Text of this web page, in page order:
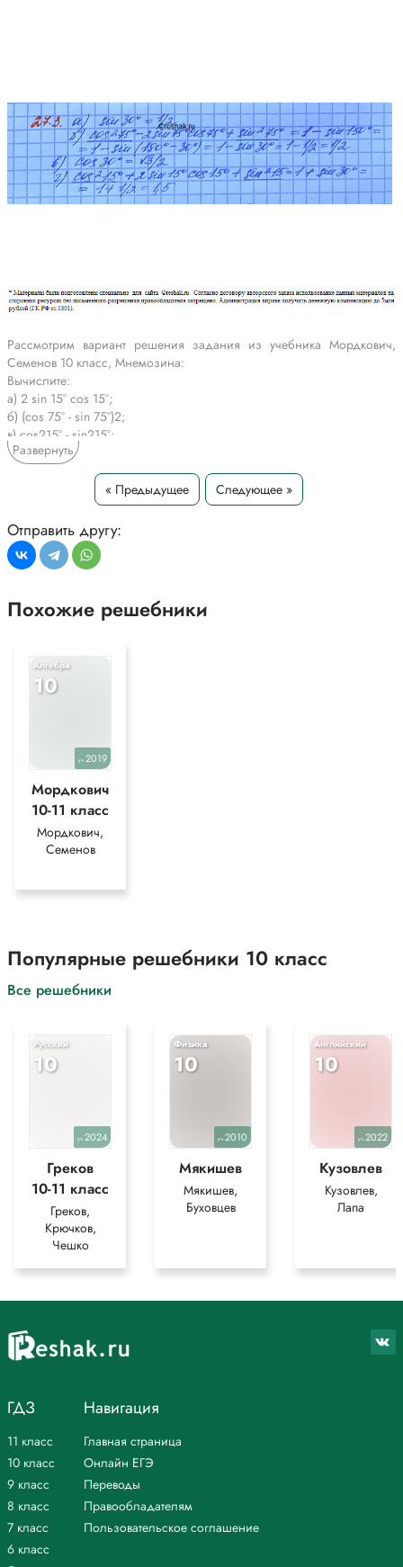
Рассмотрим вариант решения задания из учебника Мордкович,
Семенов 10 класс, Мнемозина:
Вычислите:
a) 2 sin 15° cos 15°;
б) (cos 75° - sin 75°)2;
в) cos215° - sin215°;
г) (cos 15° + sin 15°)2.
*Текст задания приводится исключительно в образовательных целях
для более полного понимания решения.
Развернуть
« Предыдущее Следующее »
Отправить другу:
Похожие решебники
Алгебра
10
уч.2019
Мордкович
10-11 класс
Мордкович,
Семенов
Популярные решебники 10 класс
Все решебники
Русский
10
уч. 2024
Греков
10-11 класс
Греков,
Крючков,
Чешко
Физика
10
уч.2010
Мякишев
Мякишев,
Буховцев
Английский
10
уч.2022
Кузовлев
Кузовлев,
Лапа
ГДЗ
11 класс
10 класс
9 класс
8 класс
7 класс
6 класс
Навигация
Главная страница
Онлайн ЕГЭ
Переводы
Правообладателям
Пользовательское соглашение